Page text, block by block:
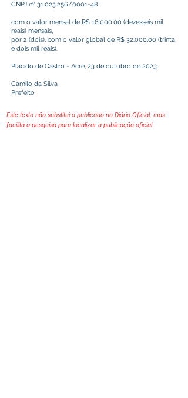
CNPJ nº 31.023.256/0001-48,
com o valor mensal de R$ 16.000,00 (dezesseis mil
reais) mensais,
por 2 (dois), com o valor global de R$ 32.000,00 (trinta
e dois mil reais).
Plácido de Castro - Acre, 23 de outubro de 2023.
Camilo da Silva
Prefeito
Este texto não substitui o publicado no Diário Oficial, mas
facilita a pesquisa para localizar a publicação oficial.